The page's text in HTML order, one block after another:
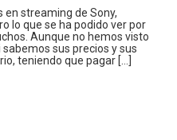
en streaming de Sony,
lo que se ha podido ver por
Aunque no hemos visto
sus precios y sus
teniendo que pagar […]